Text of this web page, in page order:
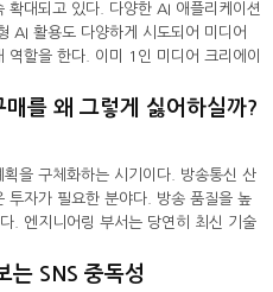
확대되고 있다. 다양한 AI 애플리케이션
AI 활용도 다양하게 시도되어 미디어
할을 한다. 이미 1인 미디어 크리에이
를 왜 그렇게 싫어하실까?
을 구체화하는 시기이다. 방송통신 산
투자가 필요한 분야다. 방송 품질을 높
. 엔지니어링 부서는 당연히 최신 기술
는 SNS 중독성